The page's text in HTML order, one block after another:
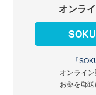
オンラ
「
オンライ
お薬を郵